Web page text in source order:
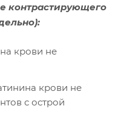
контрастирующего
крови не
крови не
с острой